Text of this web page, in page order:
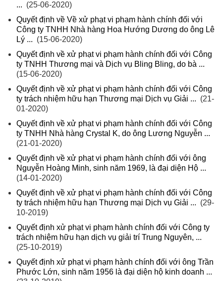
... (25-06-2020)
Quyết định về Về xử phạt vi phạm hành chính đối với
Công ty TNHH Nhà hàng Hoa Hướng Dương do ông Lê
Lý ... (15-06-2020)
Quyết định về xử phạt vi phạm hành chính đối với Công
ty TNHH Thương mại và Dịch vụ Bling Bling, do bà ...
(15-06-2020)
Quyết định về xử phạt vi phạm hành chính đối với Công
ty trách nhiệm hữu hạn Thương mại Dịch vụ Giải ... (21-
01-2020)
Quyết định về xử phạt vi phạm hành chính đối với Công
ty TNHH Nhà hàng Crystal K, do ông Lương Nguyễn ...
(21-01-2020)
Quyết định về xử phạt vi phạm hành chính đối với ông
Nguyễn Hoàng Minh, sinh năm 1969, là đại diện Hộ ...
(14-01-2020)
Quyết định về xử phạt vi phạm hành chính đối với Công
ty trách nhiệm hữu hạn Thương mại Dịch vụ Giải ... (29-
10-2019)
Quyết định xử phạt vi phạm hành chính đối với Công ty
trách nhiệm hữu hạn dịch vụ giải trí Trung Nguyên, ...
(25-10-2019)
Quyết định xử phạt vi phạm hành chính đối với ông Trần
Phước Lớn, sinh năm 1956 là đại diện hộ kinh doanh ...